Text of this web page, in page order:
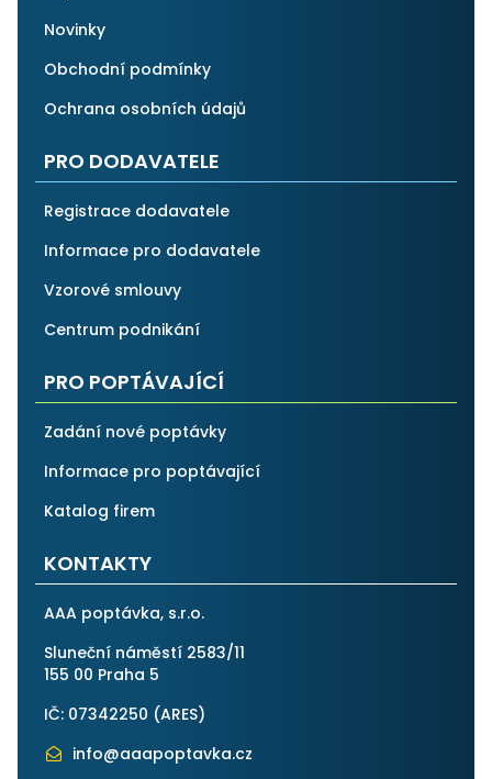
Novinky
Obchodní podmínky
Ochrana osobních údajů
PRO DODAVATELE
Registrace dodavatele
Informace pro dodavatele
Vzorové smlouvy
Centrum podnikání
PRO POPTÁVAJÍCÍ
Zadání nové poptávky
Informace pro poptávající
Katalog firem
KONTAKTY
AAA poptávka, s.r.o.
Sluneční náměstí 2583/11
155 00 Praha 5
IČ: 07342250 (ARES)
info@aaapoptavka.cz